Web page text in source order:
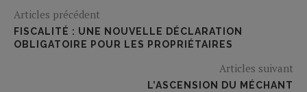
Articles précédent
FISCALITÉ : UNE NOUVELLE DÉCLARATION
OBLIGATOIRE POUR LES PROPRIÉTAIRES
Articles suivant
L’ASCENSION DU MÉCHANT